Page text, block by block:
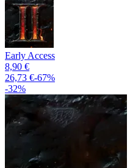
Early Access
8,90 €
26,73 €-67%
-32%